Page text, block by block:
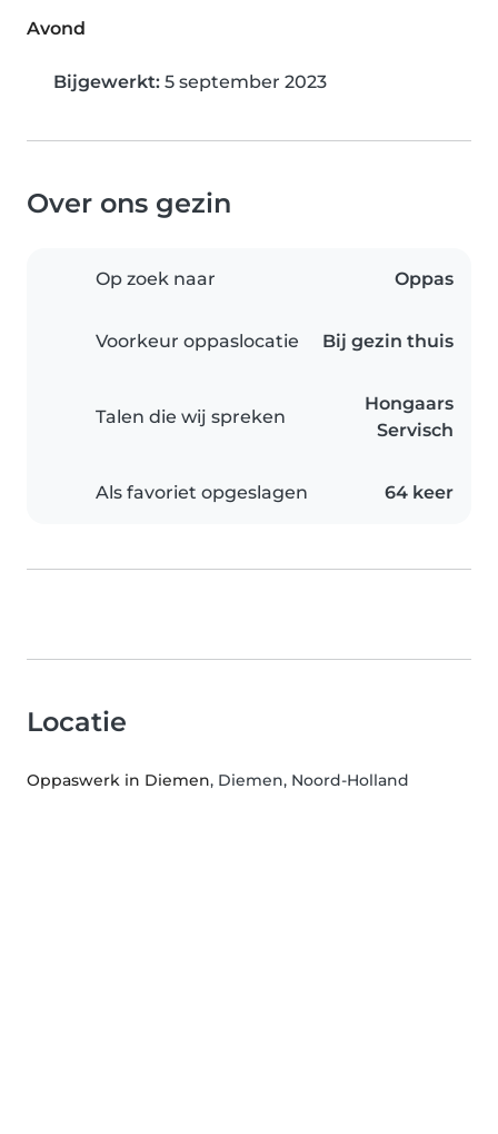
Avond
Bijgewerkt: 5 september 2023
Over ons gezin
Op zoek naar Oppas
Voorkeur oppaslocatie Bij gezin thuis
Talen die wij spreken
Hongaars
Servisch
Als favoriet opgeslagen 64 keer
Locatie
Oppaswerk in Diemen, Diemen, Noord-Holland